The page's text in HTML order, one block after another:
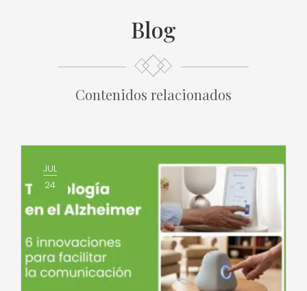
Blog
Contenidos relacionados
JUL
24